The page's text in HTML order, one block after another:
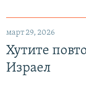
март 29, 2026
Хутите
Израел